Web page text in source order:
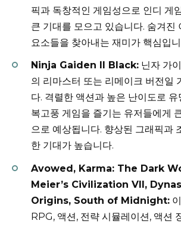
픽과 독창적인 게임성으로 인디 게
큰 기대를 모으고 있습니다. 숨겨진
요소들을 찾아내는 재미가 핵심입
Ninja Gaiden II Black: 닌자 가
의 리마스터 또는 리메이크 버전일
다. 격렬한 액션과 높은 난이도로
복고풍 게임을 즐기는 유저들에게
으로 예상됩니다. 향상된 그래픽과
한 기대가 높습니다.
Avowed, Karma: The Dark
Meier’s Civilization VII,
Origins, South of Midnight:
RPG, 액션, 전략 시뮬레이션, 액션